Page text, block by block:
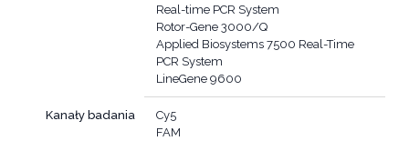
Real-time PCR System
Rotor-Gene 3000/Q
Applied Biosystems 7500 Real-Time
PCR System
LineGene 9600
Kanały badania
Cy5
FAM